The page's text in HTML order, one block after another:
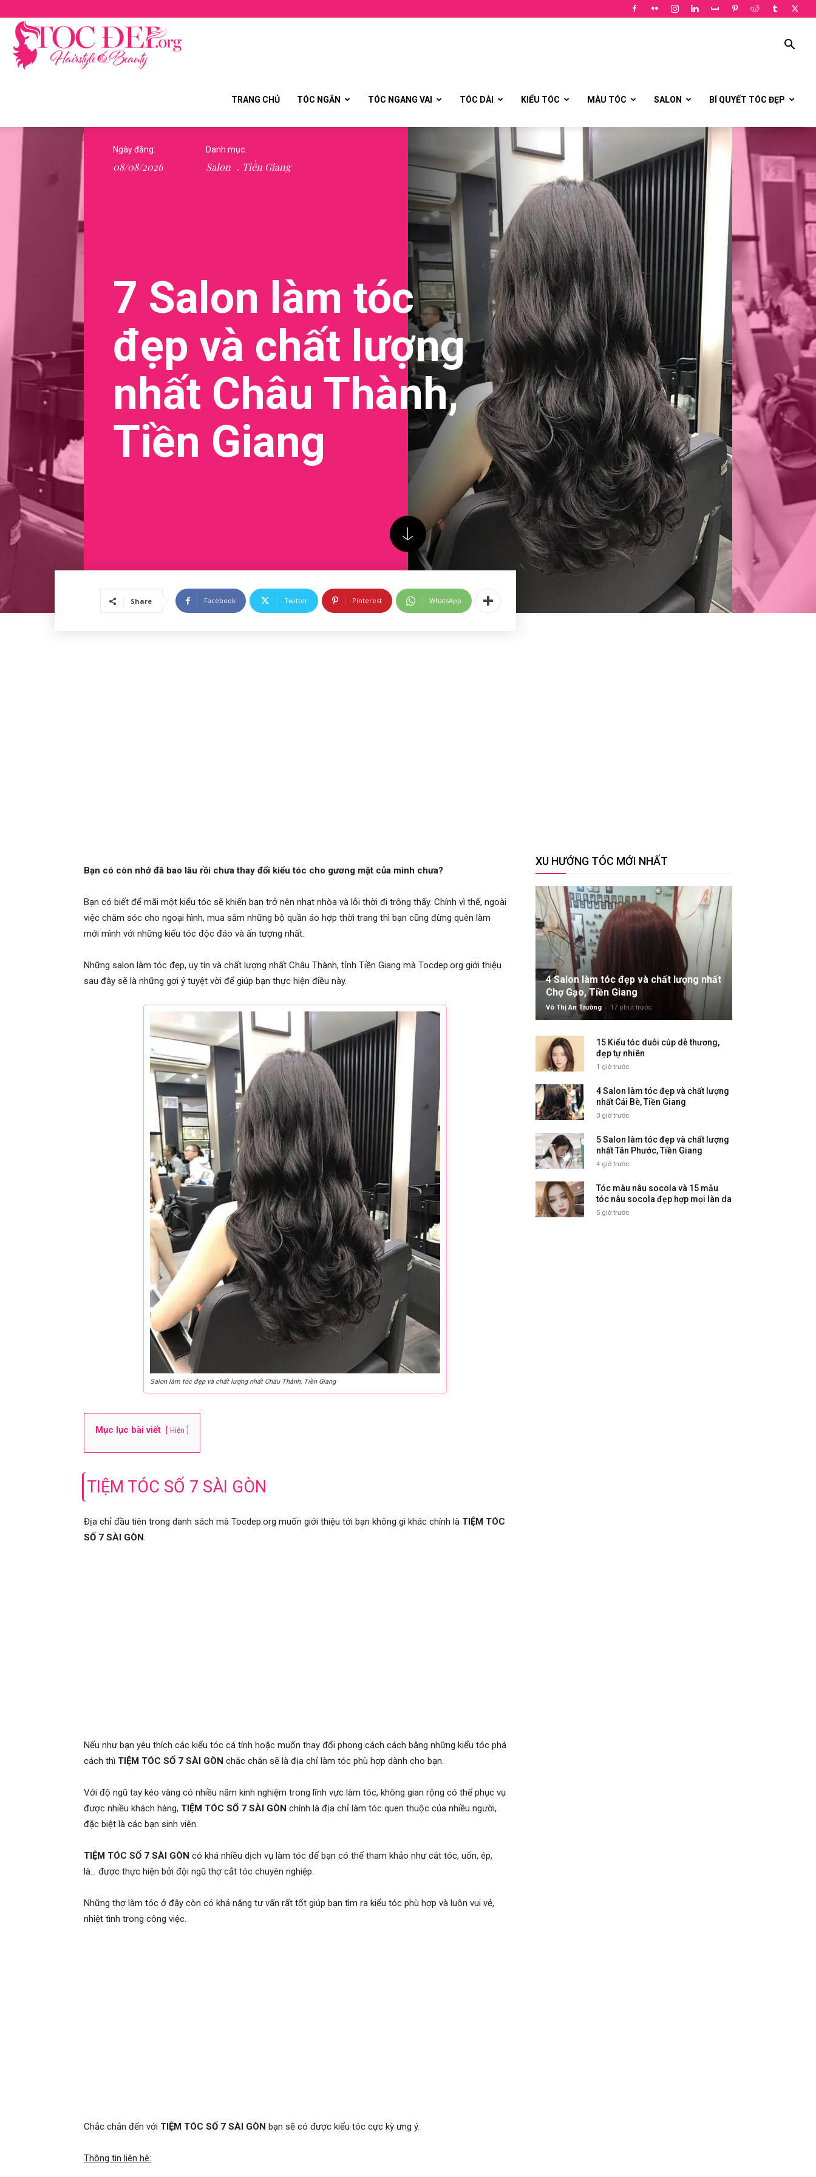
Tocdep.org
TRANG CHỦ TÓC NGẮN TÓC NGANG VAI TÓC DÀI KIỂU TÓC MÀU TÓC SALON BÍ QUYẾT TÓC ĐẸP
7 Salon làm tóc
đẹp và chất lượng
nhất Châu Thành,
Tiền Giang
Ngày đăng:
08/08/2026
Danh mục:
Salon Tiền Giang
Share Facebook Twitter Pinterest WhatsApp
Bạn có còn nhớ đã bao lâu rồi chưa thay đổi kiểu tóc cho gương mặt của mình chưa?
Bạn có biết để mãi một kiểu tóc sẽ khiến bạn trở nên nhạt nhòa và lỗi thời đi trông thấy. Chính vì thế, ngoài
việc chăm sóc cho ngoại hình, mua sắm những bộ quần áo hợp thời trang thì bạn cũng đừng quên làm
mới mình với những kiểu tóc độc đáo và ấn tượng nhất.
Những salon làm tóc đẹp, uy tín và chất lượng nhất Châu Thành, tỉnh Tiền Giang mà Tocdep.org giới thiệu
sau đây sẽ là những gợi ý tuyệt vời để giúp bạn thực hiện điều này.
Salon làm tóc đẹp và chất lượng nhất Châu Thành, Tiền Giang
Mục lục bài viết Hiện
TIỆM TÓC SỐ 7 SÀI GÒN
Địa chỉ đầu tiên trong danh sách mà Tocdep.org muốn giới thiệu tới bạn không gì khác chính là TIỆM TÓC
SỐ 7 SÀI GÒN.
Nếu như bạn yêu thích các kiểu tóc cá tính hoặc muốn thay đổi phong cách cách bằng những kiểu tóc phá
cách thì TIỆM TÓC SỐ 7 SÀI GÒN chắc chắn sẽ là địa chỉ làm tóc phù hợp dành cho bạn.
Với độ ngũ tay kéo vàng có nhiều năm kinh nghiệm trong lĩnh vực làm tóc, không gian rộng có thể phục vụ
được nhiều khách hàng, TIỆM TÓC SỐ 7 SÀI GÒN chính là địa chỉ làm tóc quen thuộc của nhiều người,
đặc biệt là các bạn sinh viên.
TIỆM TÓC SỐ 7 SÀI GÒN có khá nhiều dịch vụ làm tóc để bạn có thể tham khảo như cắt tóc, uốn, ép,
là… được thực hiện bởi đội ngũ thợ cắt tóc chuyên nghiệp.
Những thợ làm tóc ở đây còn có khả năng tư vấn rất tốt giúp bạn tìm ra kiểu tóc phù hợp và luôn vui vẻ,
nhiệt tình trong công việc.
Chắc chắn đến với TIỆM TÓC SỐ 7 SÀI GÒN bạn sẽ có được kiểu tóc cực kỳ ưng ý.
Thông tin liên hê:
XU HƯỚNG TÓC MỚI NHẤT
4 Salon làm tóc đẹp và chất lượng nhất
Chợ Gạo, Tiền Giang
Võ Thị An Trường - 17 phút trước
15 Kiểu tóc duỗi cúp dễ thương,
đẹp tự nhiên
1 giờ trước
4 Salon làm tóc đẹp và chất lượng
nhất Cái Bè, Tiền Giang
3 giờ trước
5 Salon làm tóc đẹp và chất lượng
nhất Tân Phước, Tiền Giang
4 giờ trước
Tóc màu nâu socola và 15 mẫu
tóc nâu socola đẹp hợp mọi làn da
5 giờ trước